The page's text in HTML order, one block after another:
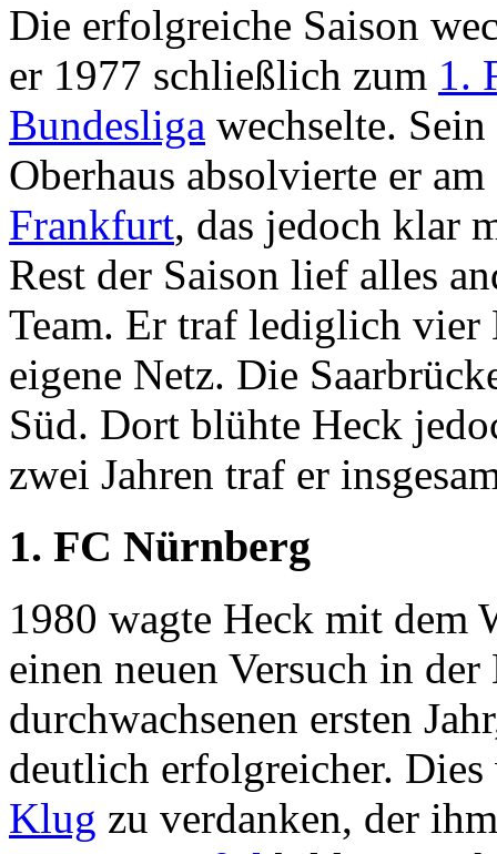
Die erfolgreiche Saison
er 1977 schließlich zum 1.
Bundesliga wechselte.
Oberhaus absolvierte er
Frankfurt, das jedoch klar
Rest der Saison lief alles
Team. Er traf lediglich
eigene Netz. Die
Süd. Dort blühte Heck
zwei Jahren traf er
1. FC Nürnberg
1980 wagte Heck mit dem
einen neuen Versuch in
durchwachsenen ersten
deutlich erfolgreicher.
Klug zu verdanken, der